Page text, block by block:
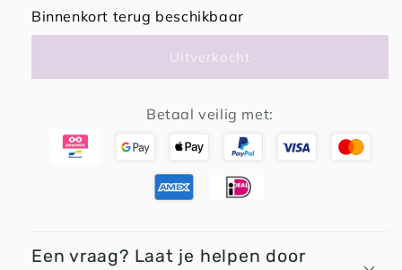
Höngry
stukken
Höngry
stukken
Binnenkort terug beschikbaar
Uitverkocht
Betaal veilig met:
Een vraag? Laat je helpen door